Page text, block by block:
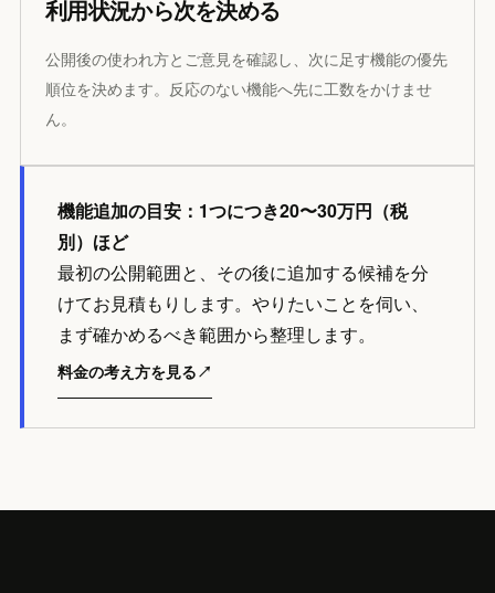
利用状況から次を決める
公開後の使われ方とご意見を確認し、次に足す機能の優先
順位を決めます。反応のない機能へ先に工数をかけませ
ん。
機能追加の目安：1つにつき20〜30万円（税
別）ほど
最初の公開範囲と、その後に追加する候補を分
けてお見積もりします。やりたいことを伺い、
まず確かめるべき範囲から整理します。
料金の考え方を見る↗